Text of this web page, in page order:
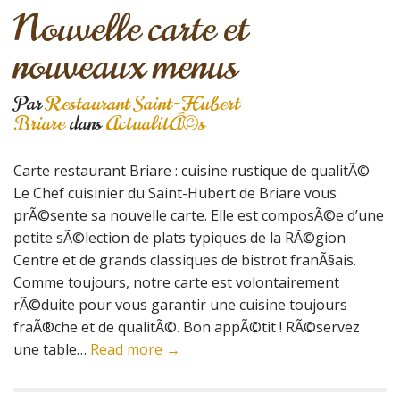
Nouvelle carte et
nouveaux menus
ParRestaurant Saint-Hubert
BriaredansActualitÃ©s
Carte restaurant Briare : cuisine rustique de qualitÃ©
Le Chef cuisinier du Saint-Hubert de Briare vous
prÃ©sente sa nouvelle carte. Elle est composÃ©e d’une
petite sÃ©lection de plats typiques de la RÃ©gion
Centre et de grands classiques de bistrot franÃ§ais.
Comme toujours, notre carte est volontairement
rÃ©duite pour vous garantir une cuisine toujours
fraÃ®che et de qualitÃ©. Bon appÃ©tit ! RÃ©servez
une table… Read more →